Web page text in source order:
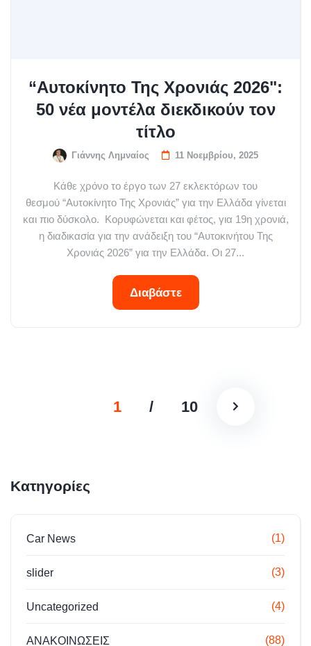
“Αυτοκίνητο Της Χρονιάς 2026":
50 νέα μοντέλα διεκδικούν τον
τίτλο
Γιάννης Λημναίος 11 Νοεμβρίου, 2025
Κάθε χρόνο το έργο των 27 εκλεκτόρων του
θεσμού “Αυτοκίνητο Της Χρονιάς” για την Ελλάδα γίνεται
και πιο δύσκολο. Κορυφώνεται και φέτος, για 19η χρονιά,
η διαδικασία για την ανάδειξη του “Αυτοκινήτου Της
Χρονιάς 2026” για την Ελλάδα. Οι 27...
Διαβάστε
1 / 10
Kατηγορίες
Car News (1)
slider (3)
Uncategorized (4)
ΑΝΑΚΟΙΝΩΣΕΙΣ (88)